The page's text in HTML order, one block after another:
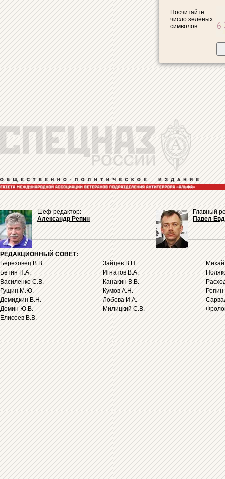
Посчитайте
число зелёных
символов:
Шеф-редактор:
Александр Репин
Главный
Павел
РЕДАКЦИОННЫЙ СОВЕТ:
Березовец В.В.
Бетин Н.А.
Василенко С.В.
Гущин М.Ю.
Демидкин В.Н.
Демин Ю.В.
Елисеев В.В.
Зайцев В.Н.
Игнатов В.А.
Канакин В.В.
Кумов А.Н.
Лобова И.А.
Милицкий С.В.
Репин